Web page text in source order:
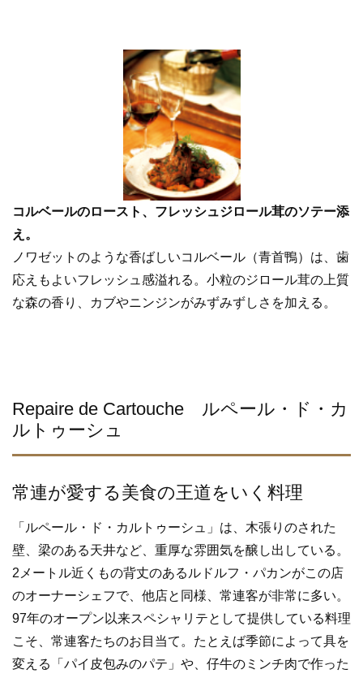
コルベールのロースト、フレッシュジロール茸のソテー添
え。
ノワゼットのような香ばしいコルベール（青首鴨）は、歯
応えもよいフレッシュ感溢れる。小粒のジロール茸の上質
な森の香り、カブやニンジンがみずみずしさを加える。
Repaire de Cartouche ルペール・ド・カ
ルトゥーシュ
常連が愛する美食の王道をいく料理
「ルペール・ド・カルトゥーシュ」は、木張りのされた
壁、梁のある天井など、重厚な雰囲気を醸し出している。
2メートル近くもの背丈のあるルドルフ・パカンがこの店
のオーナーシェフで、他店と同様、常連客が非常に多い。
97年のオープン以来スペシャリテとして提供している料理
こそ、常連客たちのお目当て。たとえば季節によって具を
変える「パイ皮包みのパテ」や、仔牛のミンチ肉で作った